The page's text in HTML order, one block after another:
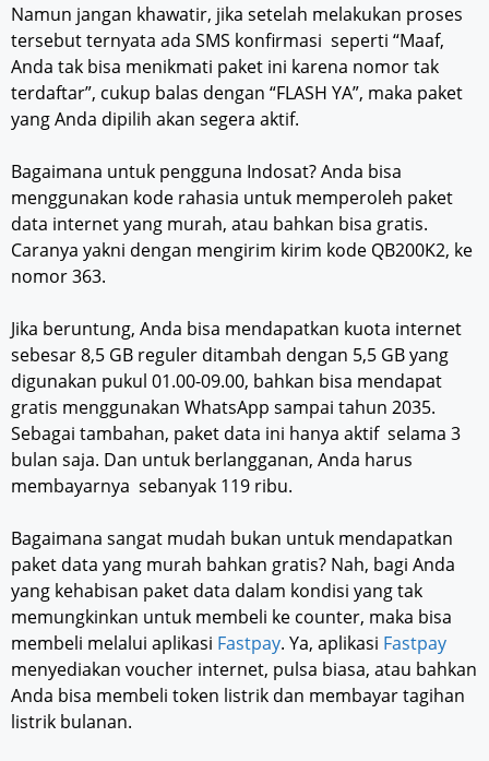
Namun jangan khawatir, jika setelah melakukan proses
tersebut ternyata ada SMS konfirmasi seperti “Maaf,
Anda tak bisa menikmati paket ini karena nomor tak
terdaftar”, cukup balas dengan “FLASH YA”, maka paket
yang Anda dipilih akan segera aktif.
Bagaimana untuk pengguna Indosat? Anda bisa
menggunakan kode rahasia untuk memperoleh paket
data internet yang murah, atau bahkan bisa gratis.
Caranya yakni dengan mengirim kirim kode QB200K2, ke
nomor 363.
Jika beruntung, Anda bisa mendapatkan kuota internet
sebesar 8,5 GB reguler ditambah dengan 5,5 GB yang
digunakan pukul 01.00-09.00, bahkan bisa mendapat
gratis menggunakan WhatsApp sampai tahun 2035.
Sebagai tambahan, paket data ini hanya aktif selama 3
bulan saja. Dan untuk berlangganan, Anda harus
membayarnya sebanyak 119 ribu.
Bagaimana sangat mudah bukan untuk mendapatkan
paket data yang murah bahkan gratis? Nah, bagi Anda
yang kehabisan paket data dalam kondisi yang tak
memungkinkan untuk membeli ke counter, maka bisa
membeli melalui aplikasi Fastpay. Ya, aplikasi Fastpay
menyediakan voucher internet, pulsa biasa, atau bahkan
Anda bisa membeli token listrik dan membayar tagihan
listrik bulanan.